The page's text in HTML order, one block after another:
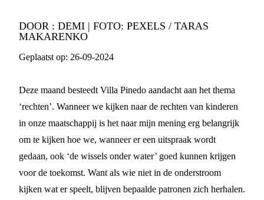
DOOR : DEMI | FOTO: PEXELS / TARAS
MAKARENKO
Geplaatst op: 26-09-2024
Deze maand besteedt Villa Pinedo aandacht aan het thema
‘rechten’. Wanneer we kijken naar de rechten van kinderen
in onze maatschappij is het naar mijn mening erg belangrijk
om te kijken hoe we, wanneer er een uitspraak wordt
gedaan, ook ‘de wissels onder water’ goed kunnen krijgen
voor de toekomst. Want als wie niet in de onderstroom
kijken wat er speelt, blijven bepaalde patronen zich herhalen.